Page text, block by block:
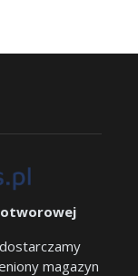
magazyn